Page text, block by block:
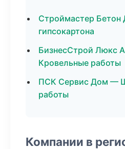
Строймастер
гипсокартона
БизнесСтрой Люкс
Кровельные работы
ПСК Сервис Дом —
работы
Компании в